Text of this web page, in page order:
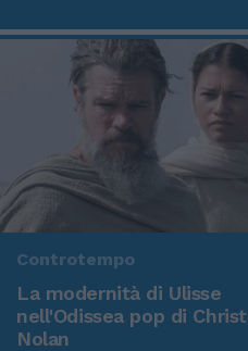
Controtempo
La modernità di Ulisse
nell'Odissea pop di
Nolan